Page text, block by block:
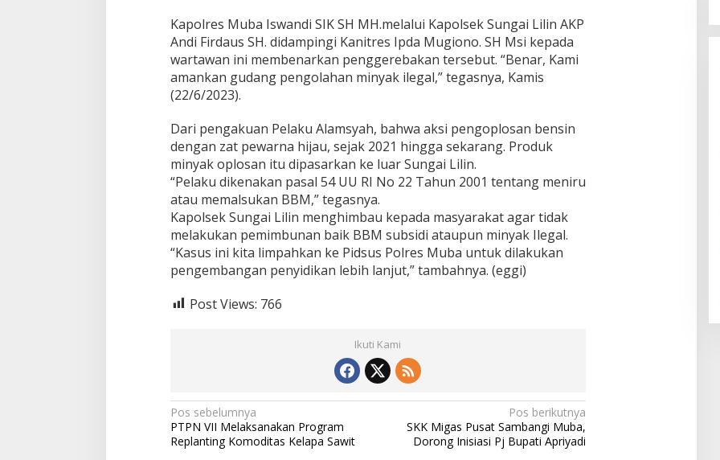
Kapolres Muba Iswandi SIK SH MH.melalui Kapolsek Sungai Lilin AKP
Andi Firdaus SH. didampingi Kanitres Ipda Mugiono. SH Msi kepada
wartawan ini membenarkan penggerebakan tersebut. “Benar, Kami
amankan gudang pengolahan minyak ilegal,” tegasnya, Kamis
(22/6/2023).
Dari pengakuan Pelaku Alamsyah, bahwa aksi pengoplosan bensin
dengan zat pewarna hijau, sejak 2021 hingga sekarang. Produk
minyak oplosan itu dipasarkan ke luar Sungai Lilin.
“Pelaku dikenakan pasal 54 UU RI No 22 Tahun 2001 tentang meniru
atau memalsukan BBM,” tegasnya.
Kapolsek Sungai Lilin menghimbau kepada masyarakat agar tidak
melakukan pemimbunan baik BBM subsidi ataupun minyak Ilegal.
“Kasus ini kita limpahkan ke Pidsus Polres Muba untuk dilakukan
pengembangan penyidikan lebih lanjut,” tambahnya. (eggi)
Post Views: 766
Ikuti Kami
N
a
Pos sebelumnya
PTPN VII Melaksanakan Program
Replanting Komoditas Kelapa Sawit
Pos berikutnya
SKK Migas Pusat Sambangi Muba,
Dorong Inisiasi Pj Bupati Apriyadi